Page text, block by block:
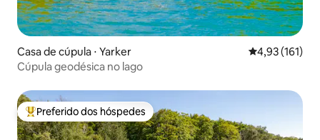
Casa de cúpula ⋅ Yarker 4,93 de uma
4,93 (161)
Cúpula geodésica no lago
Entre os melhores preferidos dos hóspedes
Preferido dos hóspedes